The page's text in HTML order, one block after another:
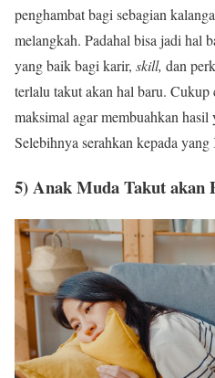
penghambat bagi sebagian
melangkah. Padahal bisa jadi hal
yang baik bagi karir, skill, dan
terlalu takut akan hal baru. Cukup
maksimal agar membuahkan hasil
Selebihnya serahkan kepada yang
5) Anak Muda Takut akan